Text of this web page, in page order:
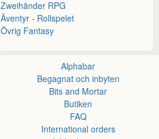
Zweihänder RPG
Äventyr - Rollspelet
Övrig Fantasy
Alphabar
Begagnat och inbyten
Bits and Mortar
Butiken
FAQ
International orders